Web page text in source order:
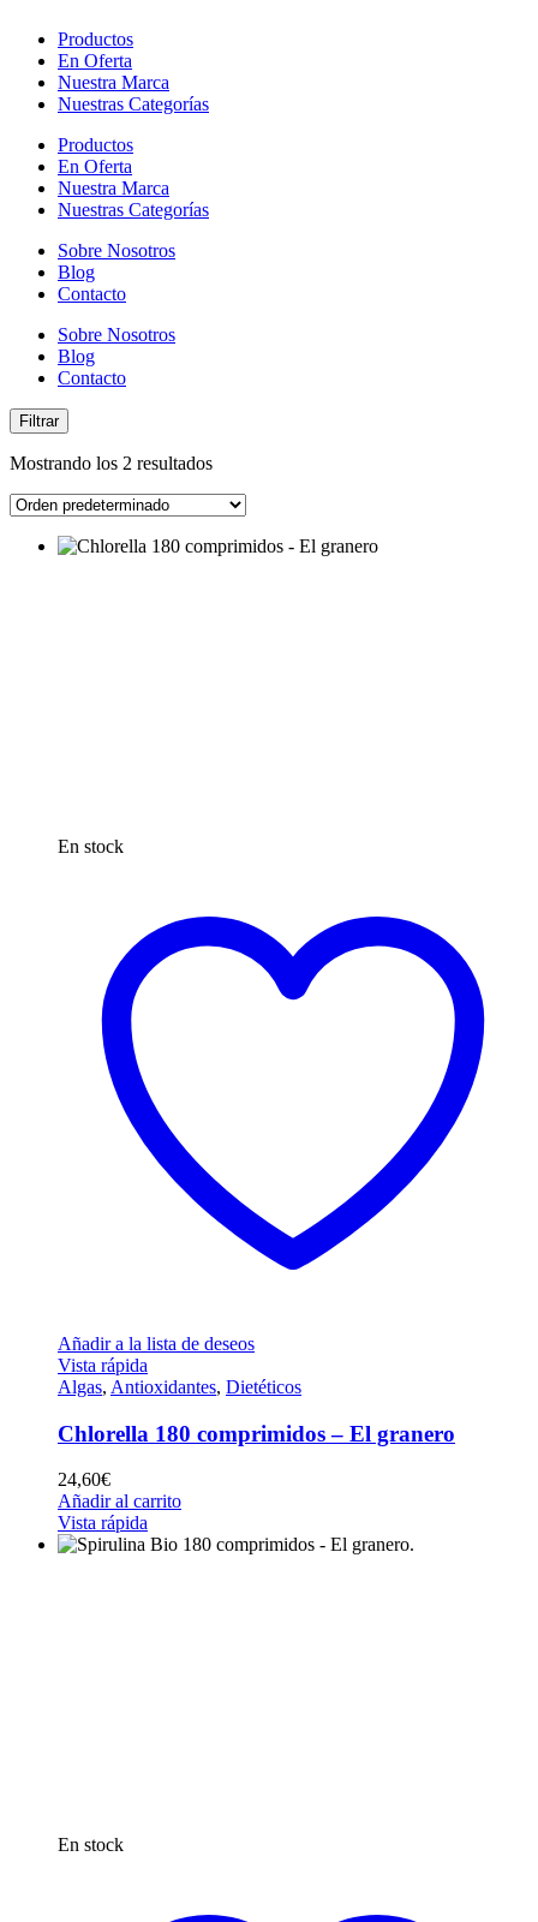
Productos
En Oferta
Nuestra Marca
Nuestras Categorías
Productos
En Oferta
Nuestra Marca
Nuestras Categorías
Sobre Nosotros
Blog
Contacto
Sobre Nosotros
Blog
Contacto
Filtrar
Mostrando los 2 resultados
En stock
Añadir a la lista de deseos
Vista rápida
Algas, Antioxidantes, Dietéticos
Chlorella 180 comprimidos – El granero
24,60€
Añadir al carrito
Vista rápida
En stock